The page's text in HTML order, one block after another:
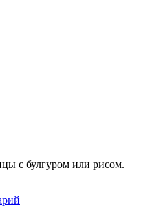
с булгуром или рисом.